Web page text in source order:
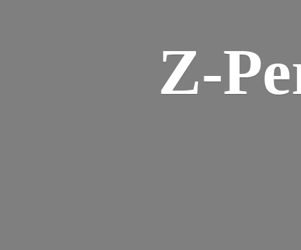
Z-